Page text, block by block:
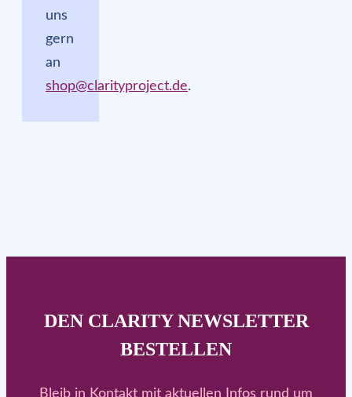
uns
gern
an
shop@clarityproject.de.
DEN CLARITY NEWSLETTER
BESTELLEN
Bleib in Kontakt mit aktuellen Infos rund um